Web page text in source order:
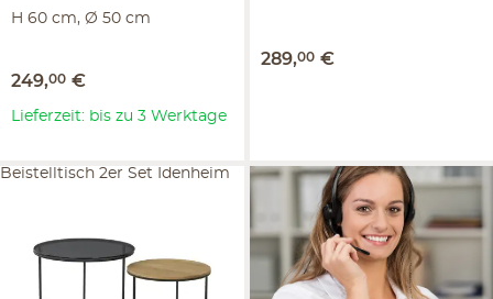
H 60 cm, Ø 50 cm
249,00 €
Lieferzeit: bis zu 3 Werktage
289,00 €
Beistelltisch 2er Set Idenheim